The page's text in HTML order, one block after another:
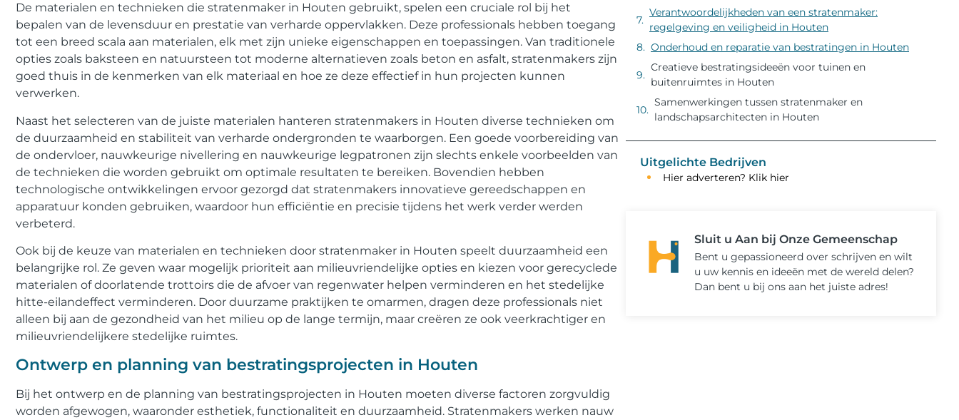
De materialen en technieken die stratenmaker in Houten gebruikt, spelen een cruciale rol bij het
bepalen van de levensduur en prestatie van verharde oppervlakken. Deze professionals hebben toegang
tot een breed scala aan materialen, elk met zijn unieke eigenschappen en toepassingen. Van traditionele
opties zoals baksteen en natuursteen tot moderne alternatieven zoals beton en asfalt, stratenmakers zijn
goed thuis in de kenmerken van elk materiaal en hoe ze deze effectief in hun projecten kunnen
verwerken.
Naast het selecteren van de juiste materialen hanteren stratenmakers in Houten diverse technieken om
de duurzaamheid en stabiliteit van verharde ondergronden te waarborgen. Een goede voorbereiding van
de ondervloer, nauwkeurige nivellering en nauwkeurige legpatronen zijn slechts enkele voorbeelden van
de technieken die worden gebruikt om optimale resultaten te bereiken. Bovendien hebben
technologische ontwikkelingen ervoor gezorgd dat stratenmakers innovatieve gereedschappen en
apparatuur konden gebruiken, waardoor hun efficiëntie en precisie tijdens het werk verder werden
verbeterd.
Ook bij de keuze van materialen en technieken door stratenmaker in Houten speelt duurzaamheid een
belangrijke rol. Ze geven waar mogelijk prioriteit aan milieuvriendelijke opties en kiezen voor gerecyclede
materialen of doorlatende trottoirs die de afvoer van regenwater helpen verminderen en het stedelijke
hitte-eilandeffect verminderen. Door duurzame praktijken te omarmen, dragen deze professionals niet
alleen bij aan de gezondheid van het milieu op de lange termijn, maar creëren ze ook veerkrachtiger en
milieuvriendelijkere stedelijke ruimtes.
Ontwerp en planning van bestratingsprojecten in Houten
Bij het ontwerp en de planning van bestratingsprojecten in Houten moeten diverse factoren zorgvuldig
worden afgewogen, waaronder esthetiek, functionaliteit en duurzaamheid. Stratenmakers werken nauw
Verantwoordelijkheden van een stratenmaker:
regelgeving en veiligheid in Houten
Onderhoud en reparatie van bestratingen in Houten
Creatieve bestratingsideeën voor tuinen en
buitenruimtes in Houten
Samenwerkingen tussen stratenmaker en
landschapsarchitecten in Houten
Uitgelichte Bedrijven
Hier adverteren? Klik hier
Sluit u Aan bij Onze Gemeenschap
Bent u gepassioneerd over schrijven en wilt
u uw kennis en ideeën met de wereld delen?
Dan bent u bij ons aan het juiste adres!